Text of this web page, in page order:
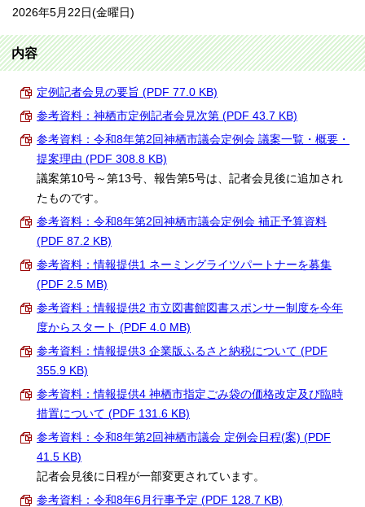
2026年5月22日(金曜日)
内容
定例記者会見の要旨 (PDF 77.0 KB)
参考資料：神栖市定例記者会見次第 (PDF 43.7 KB)
参考資料：令和8年第2回神栖市議会定例会 議案一覧・概要・
提案理由 (PDF 308.8 KB)
議案第10号～第13号、報告第5号は、記者会見後に追加され
たものです。
参考資料：令和8年第2回神栖市議会定例会 補正予算資料
(PDF 87.2 KB)
参考資料：情報提供1 ネーミングライツパートナーを募集
(PDF 2.5 MB)
参考資料：情報提供2 市立図書館図書スポンサー制度を今年
度からスタート (PDF 4.0 MB)
参考資料：情報提供3 企業版ふるさと納税について (PDF
355.9 KB)
参考資料：情報提供4 神栖市指定ごみ袋の価格改定及び臨時
措置について (PDF 131.6 KB)
参考資料：令和8年第2回神栖市議会 定例会日程(案) (PDF
41.5 KB)
記者会見後に日程が一部変更されています。
参考資料：令和8年6月行事予定 (PDF 128.7 KB)